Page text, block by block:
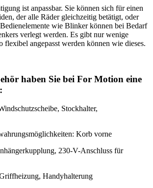
ist anpassbar. Sie können sich für einen
der alle Räder gleichzeitig betätigt, oder
wie Blinker können bei Bedarf
verlegt werden. Es gibt nur wenige
flexibel angepasst werden können wie dieses.
haben Sie bei For Motion eine
Stockhalter,
Korb vorne
230-V-Anschluss für
Handyhalterung